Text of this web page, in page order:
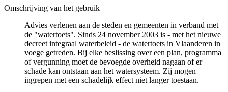
Omschrijving van het gebruik
Advies verlenen aan de steden en gemeenten in verband met
de "watertoets". Sinds 24 november 2003 is - met het nieuwe
decreet integraal waterbeleid - de watertoets in Vlaanderen in
voege getreden. Bij elke beslissing over een plan, programma
of vergunning moet de bevoegde overheid nagaan of er
schade kan ontstaan aan het watersysteem. Zij mogen
ingrepen met een schadelijk effect niet langer toestaan.